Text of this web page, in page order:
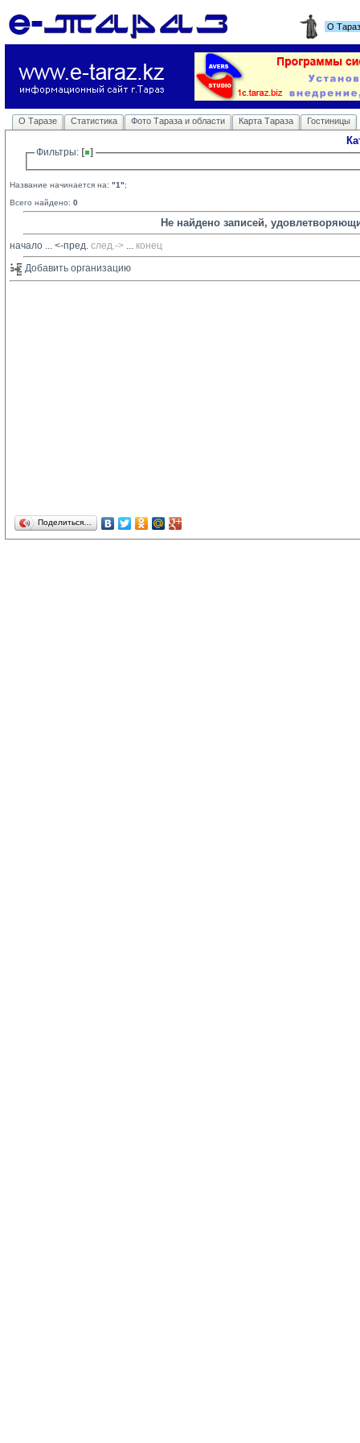
О
О Таразе Статистика Фото Тараза и области Карта Тараза Гостиницы
Фильтры:
Название начинается на: "1";
Всего найдено: 0
Не найдено записей,
начало ... <-пред. след.-> ... конец
Добавить организацию
Поделиться…